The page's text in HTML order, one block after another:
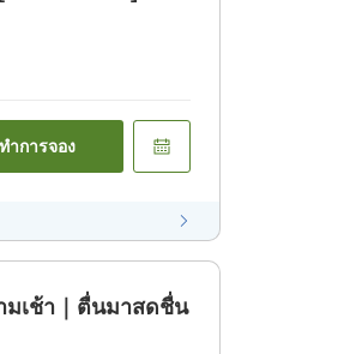
ทำการจอง
มเช้า｜ตื่นมาสดชื่น